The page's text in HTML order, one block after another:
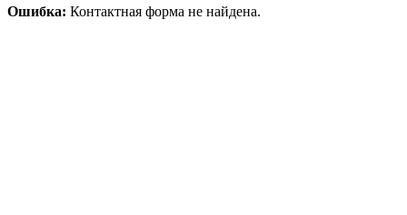
Ошибка: Контактная форма не найдена.